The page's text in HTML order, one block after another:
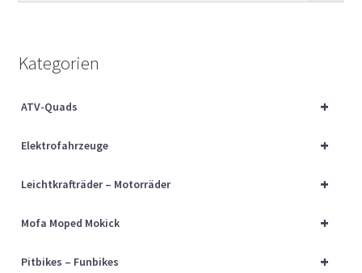
Über uns
Kategorien
+
ATV-Quads
+
Elektrofahrzeuge
+
Leichtkrafträder – Motorräder
+
Mofa Moped Mokick
+
Pitbikes – Funbikes